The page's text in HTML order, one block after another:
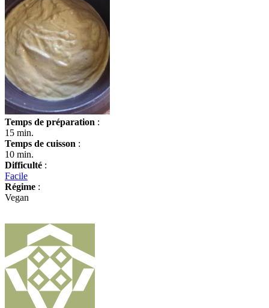
Temps de préparation :
15 min.
Temps de cuisson :
10 min.
Difficulté :
Facile
Régime :
Vegan